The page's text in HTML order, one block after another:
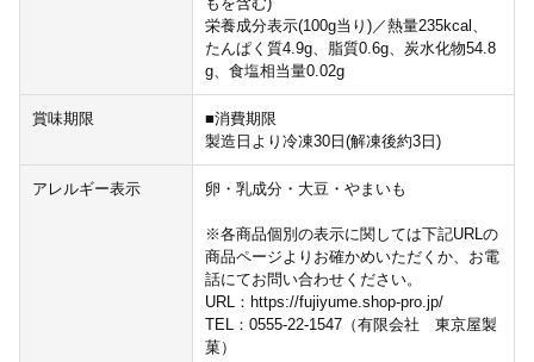
栄養成分表示(100g当り)／熱量235kcal、
たんぱく質4.9g、脂質0.6g、炭水化物54.8
g、食塩相当量0.02g
賞味期限
■消費期限
製造日より冷凍30日(解凍後約3日)
アレルギー表示 卵・乳成分・大豆・やまいも
※各商品個別の表示に関しては下記URLの
商品ページよりお確かめいただくか、お電
話にてお問い合わせください。
URL：https://fujiyume.shop-pro.jp/
TEL：0555-22-1547（有限会社 東京屋製
菓）